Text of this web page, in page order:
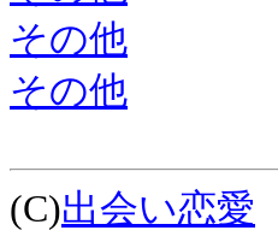
その他
その他
(C)出会い恋愛